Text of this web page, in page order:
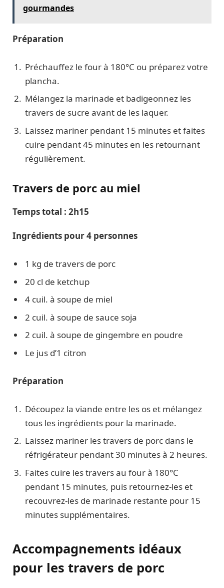
gourmandes
Préparation
Préchauffez le four à 180°C ou préparez votre
plancha.
Mélangez la marinade et badigeonnez les
travers de sucre avant de les laquer.
Laissez mariner pendant 15 minutes et faites
cuire pendant 45 minutes en les retournant
régulièrement.
Travers de porc au miel
Temps total : 2h15
Ingrédients pour 4 personnes
1 kg de travers de porc
20 cl de ketchup
4 cuil. à soupe de miel
2 cuil. à soupe de sauce soja
2 cuil. à soupe de gingembre en poudre
Le jus d’1 citron
Préparation
Découpez la viande entre les os et mélangez
tous les ingrédients pour la marinade.
Laissez mariner les travers de porc dans le
réfrigérateur pendant 30 minutes à 2 heures.
Faites cuire les travers au four à 180°C
pendant 15 minutes, puis retournez-les et
recouvrez-les de marinade restante pour 15
minutes supplémentaires.
Accompagnements idéaux
pour les travers de porc